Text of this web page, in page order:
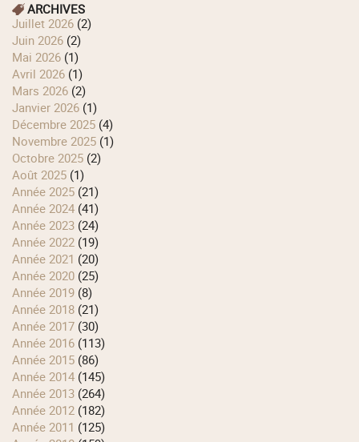
ARCHIVES
juillet 2026 (2)
juin 2026 (2)
mai 2026 (1)
avril 2026 (1)
mars 2026 (2)
janvier 2026 (1)
décembre 2025 (4)
novembre 2025 (1)
octobre 2025 (2)
août 2025 (1)
année 2025 (21)
année 2024 (41)
année 2023 (24)
année 2022 (19)
année 2021 (20)
année 2020 (25)
année 2019 (8)
année 2018 (21)
année 2017 (30)
année 2016 (113)
année 2015 (86)
année 2014 (145)
année 2013 (264)
année 2012 (182)
année 2011 (125)